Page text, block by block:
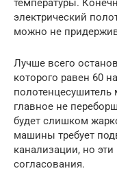
температуры.
электрический
можно не
Лучше всего
которого равен 60
главное не
будет слишком
машины требует
канализации, но
согласования.